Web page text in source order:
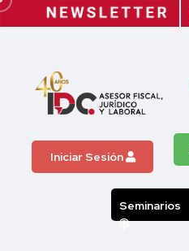
Iniciar Sesión
Seminarios